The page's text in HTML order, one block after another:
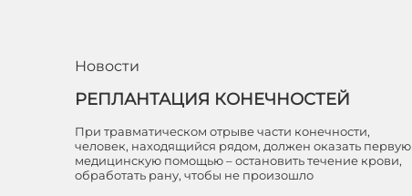
Новости
РЕПЛАНТАЦИЯ КОНЕЧНОСТЕЙ
При травматическом отрыве части конечности,
человек, находящийся рядом, должен оказать первую
медицинскую помощью – остановить течение крови,
обработать рану, чтобы не произошло